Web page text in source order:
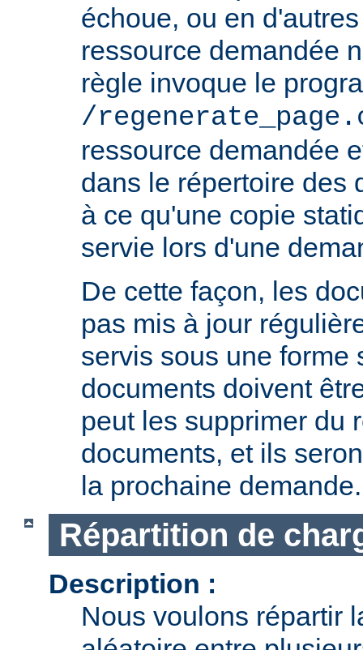
échoue, ou en
ressource demandée
règle invoque le
/
ressource demandée
dans le répertoire des
à ce qu'une copie
servie lors d'une
De cette façon, les
pas mis à jour
servis sous une forme
documents doivent
peut les supprimer du
documents, et ils
la prochaine demande.
Répartition de
Description :
Nous voulons répartir